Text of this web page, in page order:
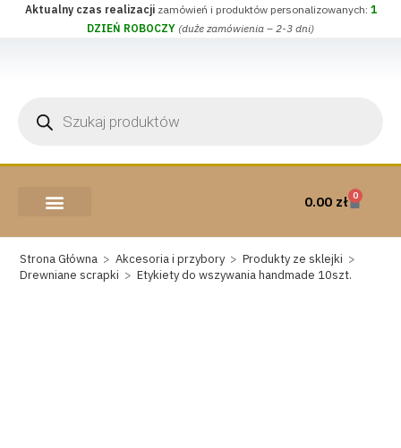
Aktualny czas realizacjizamówień i produktów personalizowanych: 1
DZIEŃ ROBOCZY (duże zamówienia – 2-3 dni)
0.00 zł 0
Strona Główna > Akcesoria i przybory > Produkty ze sklejki >
Drewniane scrapki > Etykiety do wszywania handmade 10szt.